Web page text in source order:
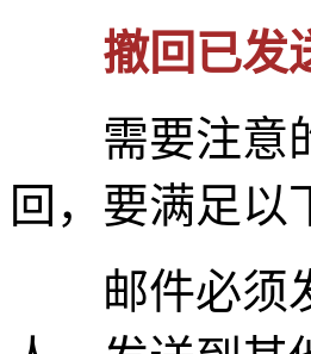
撤回已发送
需要注意的
回，要满足以
邮件必须发